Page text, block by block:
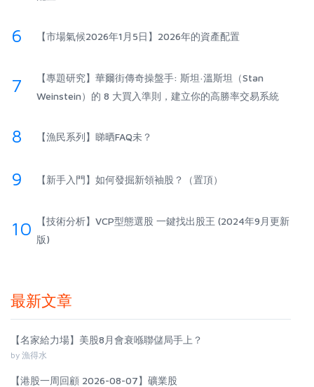
6 【市場氣候2026年1月5日】2026年的資產配置
7
【專題研究】華爾街傳奇操盤手: 斯坦·溫斯坦（Stan
Weinstein）的 8 大買入準則，建立你的高勝率交易系統
8 【漁民系列】睇晒FAQ未？
9 【新手入門】如何發掘新領袖股？（置頂）
10
【技術分析】VCP型態選股 一鍵找出股王 (2024年9月更新
版)
最新文章
【名家給力場】美股8月會衰喺聯儲局手上？
by 漁得水
【港股一周回顧 2026-08-07】礦業股